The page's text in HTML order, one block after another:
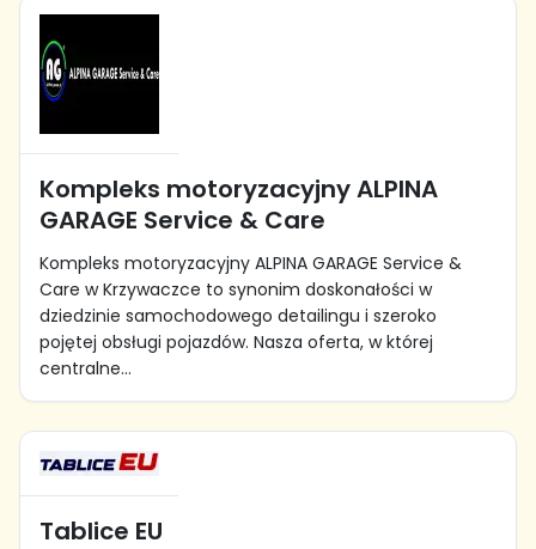
Kompleks motoryzacyjny ALPINA
GARAGE Service & Care
Kompleks motoryzacyjny ALPINA GARAGE Service &
Care w Krzywaczce to synonim doskonałości w
dziedzinie samochodowego detailingu i szeroko
pojętej obsługi pojazdów. Nasza oferta, w której
centralne...
Tablice EU